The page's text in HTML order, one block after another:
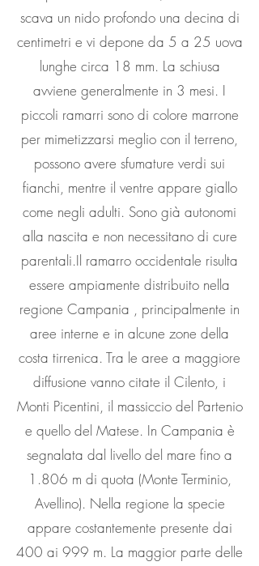
scava un nido profondo una decina di
centimetri e vi depone da 5 a 25 uova
lunghe circa 18 mm. La schiusa
avviene generalmente in 3 mesi. I
piccoli ramarri sono di colore marrone
per mimetizzarsi meglio con il terreno,
possono avere sfumature verdi sui
fianchi, mentre il ventre appare giallo
come negli adulti. Sono già autonomi
alla nascita e non necessitano di cure
parentali.Il ramarro occidentale risulta
essere ampiamente distribuito nella
regione Campania , principalmente in
aree interne e in alcune zone della
costa tirrenica. Tra le aree a maggiore
diffusione vanno citate il Cilento, i
Monti Picentini, il massiccio del Partenio
e quello del Matese. In Campania è
segnalata dal livello del mare fino a
1.806 m di quota (Monte Terminio,
Avellino). Nella regione la specie
appare costantemente presente dai
400 ai 999 m. La maggior parte delle